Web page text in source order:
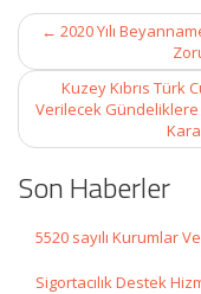
Post
navigation
← 2020 Yılı
Kuzey Kıbrıs Türk
Verilecek Gündeliklere
Son Haberler
5520 sayılı Kurumlar
Sigortacılık Destek